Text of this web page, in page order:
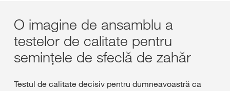
O imagine de ansamblu a
testelor de calitate pentru
semințele de sfeclă de zahăr
Testul de calitate decisiv pentru dumneavoastră ca